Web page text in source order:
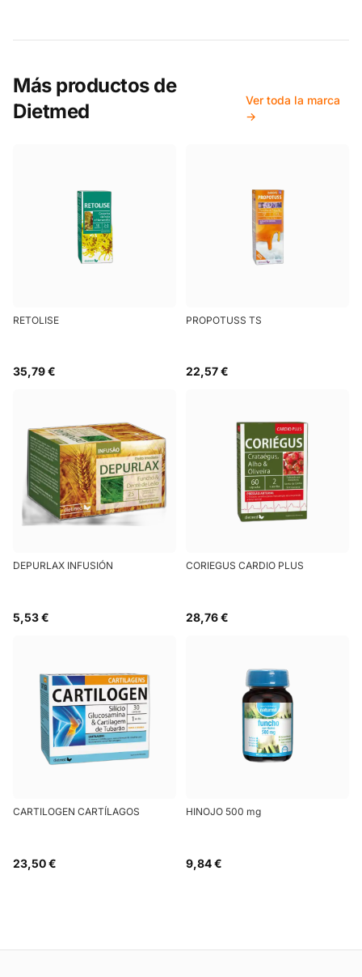
Más productos de
Dietmed
Ver toda la marca
→
RETOLISE
35,79 €
PROPOTUSS TS
22,57 €
DEPURLAX INFUSIÓN
5,53 €
CORIEGUS CARDIO PLUS
28,76 €
CARTILOGEN CARTÍLAGOS
23,50 €
HINOJO 500 mg
9,84 €